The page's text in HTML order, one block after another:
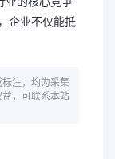
企业不仅能抵
注，均为采集
，可联系本站